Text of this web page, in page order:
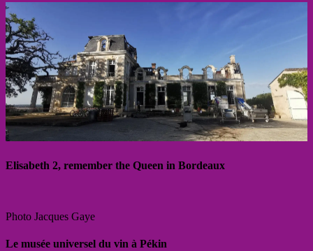
Elisabeth 2, remember the Queen in Bordeaux
Photo Jacques Gaye
Le musée universel du vin à Pékin